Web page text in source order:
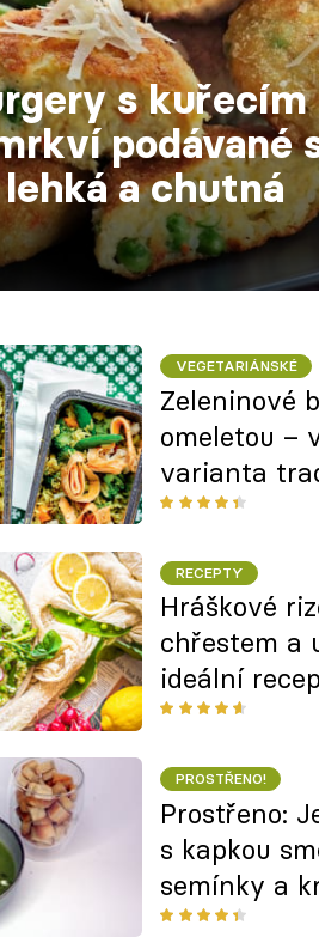
s kuřecím
podávané
a chutná
VEGETARIÁNSKÉ
Zeleninové
omeletou –
varianta
speciality
RECEPTY
Hráškové
chřestem a
ideální
sezóny
PROSTŘENO!
Prostřeno:
s kapkou
semínky a